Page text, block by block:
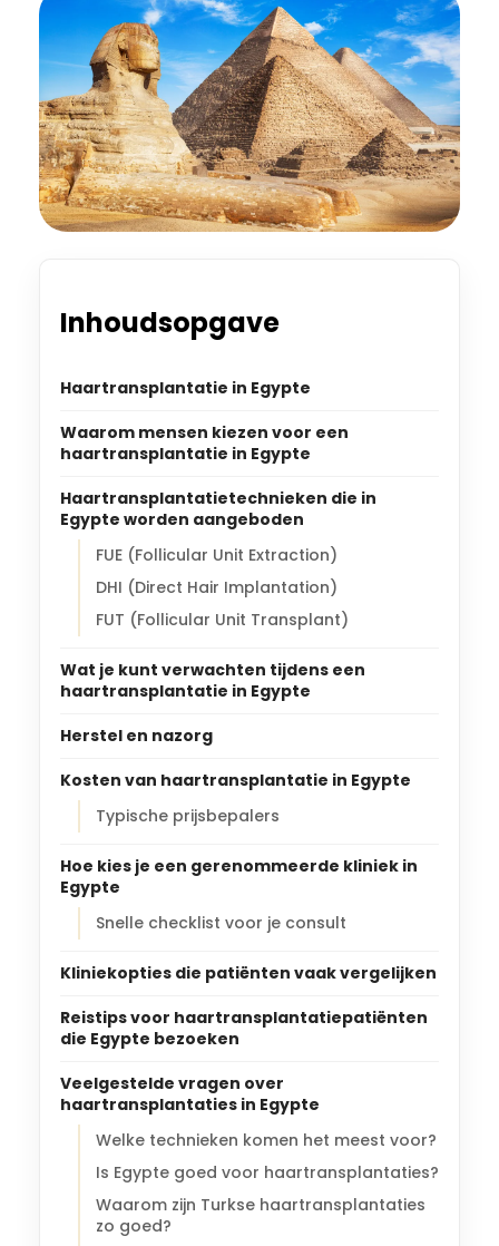
Inhoudsopgave
Haartransplantatie in Egypte
Waarom mensen kiezen voor een
haartransplantatie in Egypte
Haartransplantatietechnieken die in
Egypte worden aangeboden
FUE (Follicular Unit Extraction)
DHI (Direct Hair Implantation)
FUT (Follicular Unit Transplant)
Wat je kunt verwachten tijdens een
haartransplantatie in Egypte
Herstel en nazorg
Kosten van haartransplantatie in Egypte
Typische prijsbepalers
Hoe kies je een gerenommeerde kliniek in
Egypte
Snelle checklist voor je consult
Kliniekopties die patiënten vaak vergelijken
Reistips voor haartransplantatiepatiënten
die Egypte bezoeken
Veelgestelde vragen over
haartransplantaties in Egypte
Welke technieken komen het meest voor?
Is Egypte goed voor haartransplantaties?
Waarom zijn Turkse haartransplantaties
zo goed?